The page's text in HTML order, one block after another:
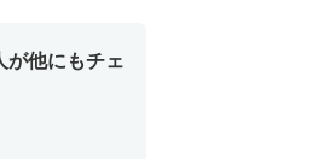
が他にもチェ